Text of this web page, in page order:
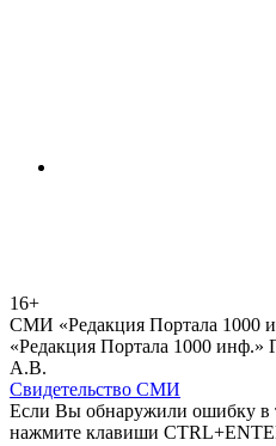
16+
СМИ «Редакция Портала 1000
«Редакция Портала 1000
А.В.
Свидетельство СМИ
Если Вы обнаружили ошибку в
нажмите клавиши